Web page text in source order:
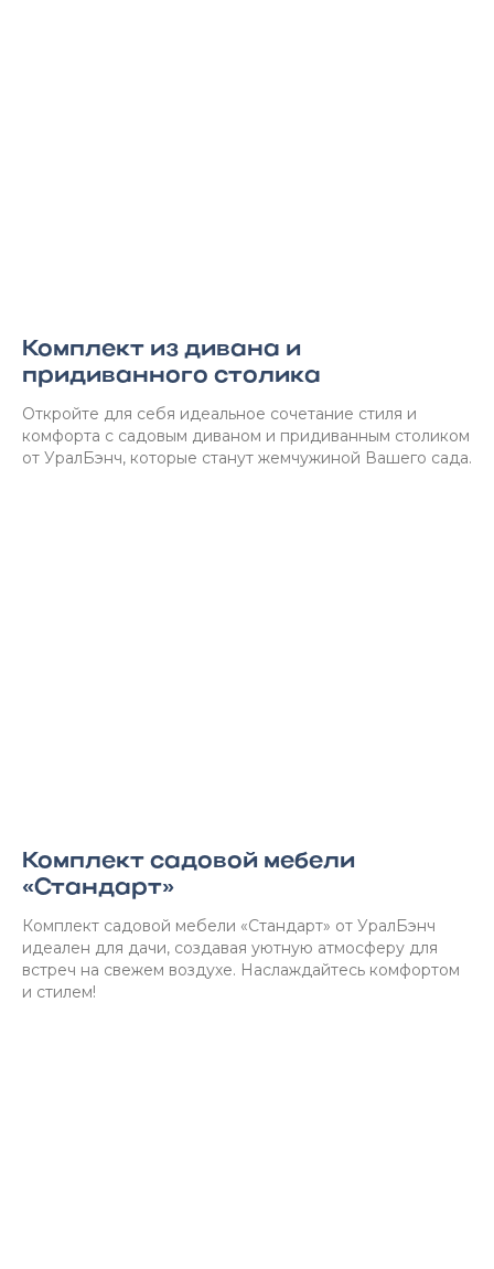
Комплект из дивана и
придиванного столика
Откройте для себя идеальное сочетание стиля и
комфорта с садовым диваном и придиванным столиком
от УралБэнч, которые станут жемчужиной Вашего сада.
Комплект садовой мебели
«Стандарт»
Комплект садовой мебели «Стандарт» от УралБэнч
идеален для дачи, создавая уютную атмосферу для
встреч на свежем воздухе. Наслаждайтесь комфортом
и стилем!